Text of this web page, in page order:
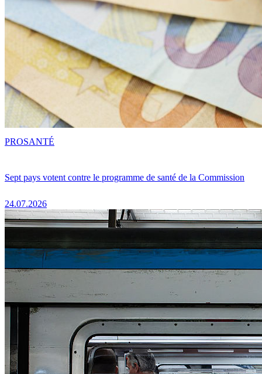
Sept pays votent contre le programme de santé de la Commission
24.07.2026
PROSANTÉ